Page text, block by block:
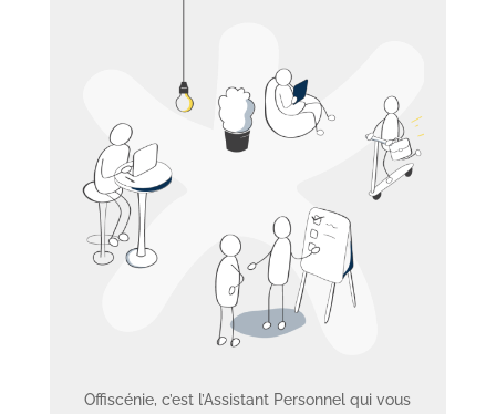
Offiscénie, c’est l’Assistant Personnel qui vous